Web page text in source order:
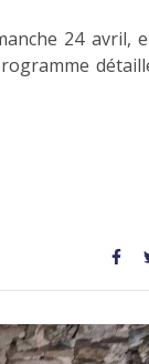
24 avril,